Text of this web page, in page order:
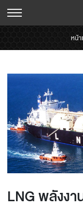
หน้า
LNG พลังงา